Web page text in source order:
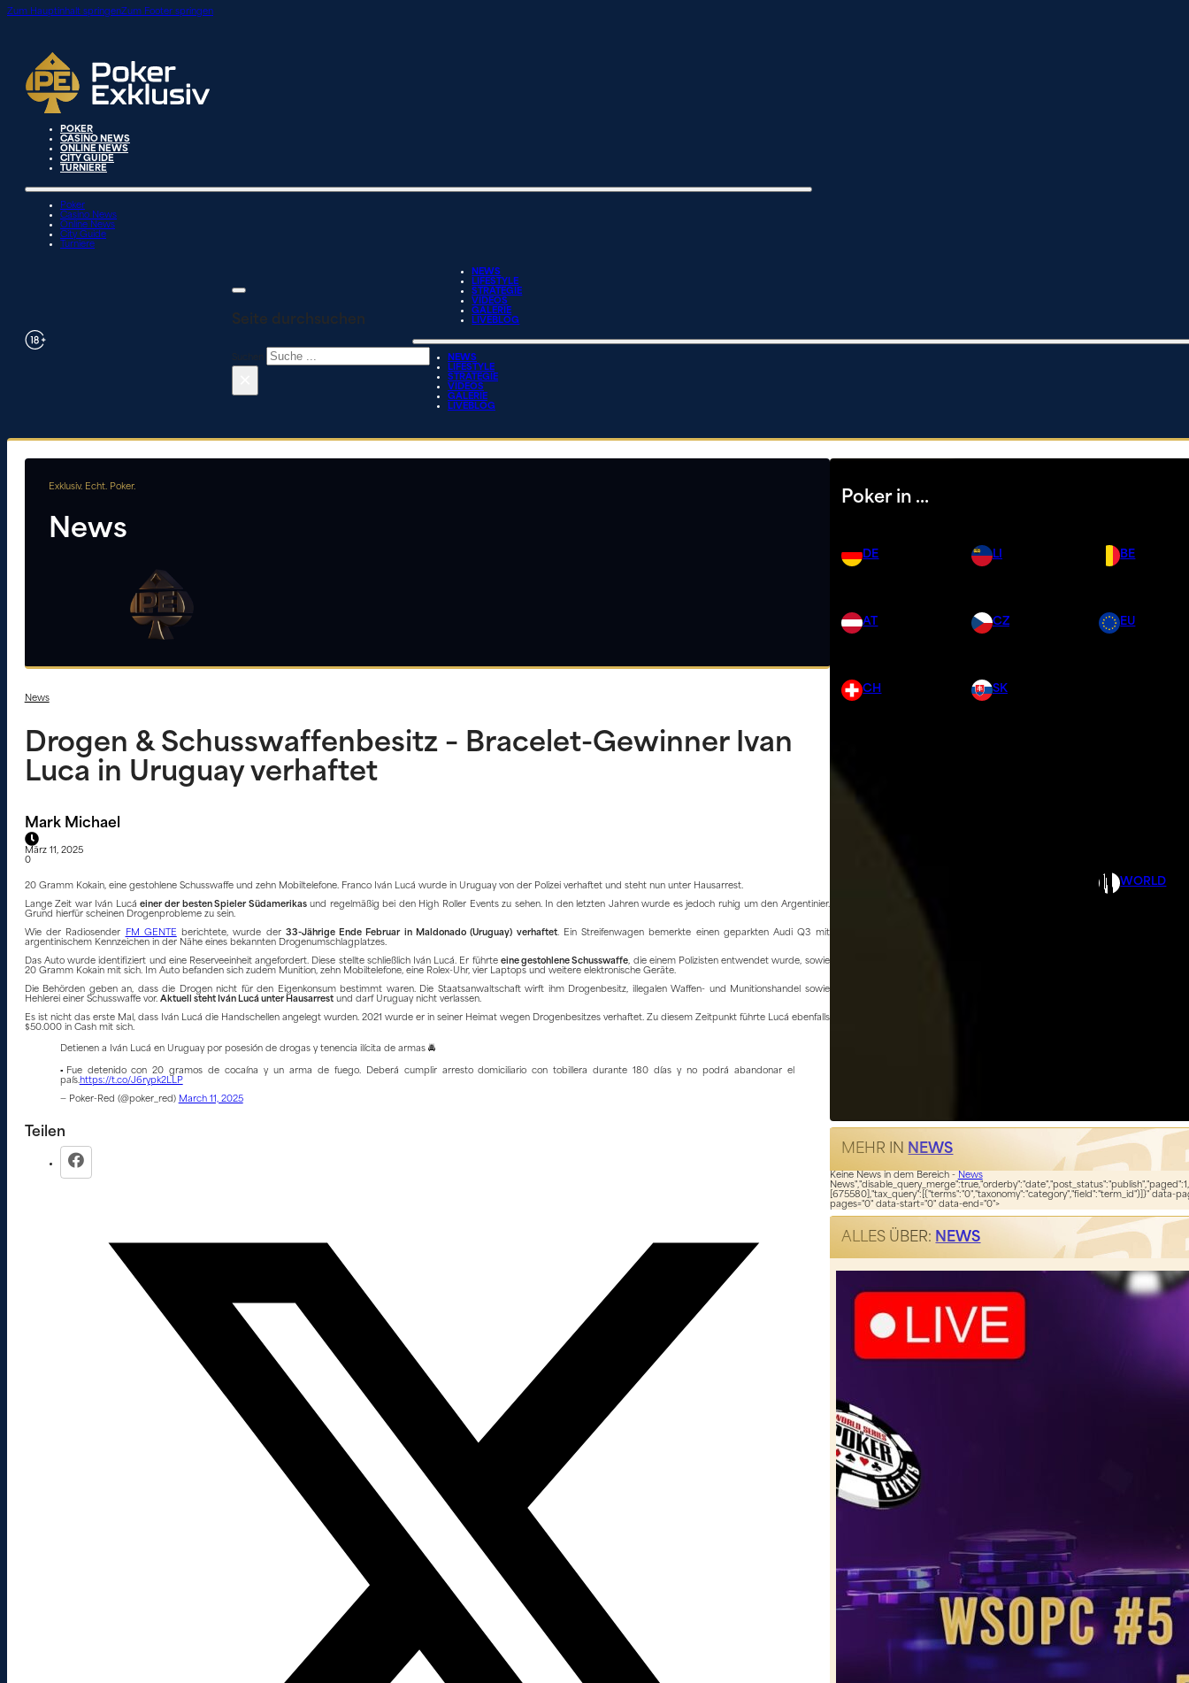
Zum Hauptinhalt springenZum Footer springen
POKER
CASINO NEWS
ONLINE NEWS
CITY GUIDE
TURNIERE
Poker
Casino News
Online News
City Guide
Turniere
Seite durchsuchen
NEWS
LIFESTYLE
STRATEGIE
VIDEOS
GALERIE
LIVEBLOG
NEWS
LIFESTYLE
STRATEGIE
VIDEOS
GALERIE
LIVEBLOG
Exklusiv. Echt. Poker.
News
News
Drogen & Schusswaffenbesitz – Bracelet-Gewinner Ivan
Luca in Uruguay verhaftet
Mark Michael
März 11, 2025
0
20 Gramm Kokain, eine gestohlene Schusswaffe und zehn Mobiltelefone. Franco Iván Lucá wurde in Uruguay von der Polizei verhaftet und steht nun unter Hausarrest.
Lange Zeit war Iván Lucáeiner der besten Spieler Südamerikasund regelmäßig bei den High Roller Events zu sehen. In den letzten Jahren wurde es jedoch ruhig um den Argentinier.
Grund hierfür scheinen Drogenprobleme zu sein.
Wie der Radiosender
FM GENTE berichtete, wurde der 33-Jährige Ende Februar in Maldonado (Uruguay) verhaftet. Ein Streifenwagen bemerkte einen geparkten Audi Q3 mit
argentinischem Kennzeichen in der Nähe eines bekannten Drogenumschlagplatzes.
Das Auto wurde identifiziert und eine Reserveeinheit angefordert. Diese stellte schließlich Iván Lucá. Er führte eine gestohlene Schusswaffe, die einem Polizisten entwendet wurde, sowie
20 Gramm Kokain mit sich. Im Auto befanden sich zudem Munition, zehn Mobiltelefone, eine Rolex-Uhr, vier Laptops und weitere elektronische Geräte.
Die Behörden geben an, dass die Drogen nicht für den Eigenkonsum bestimmt waren. Die Staatsanwaltschaft wirft ihm Drogenbesitz, illegalen Waffen- und Munitionshandel sowie
Hehlerei einer Schusswaffe vor. Aktuell steht Iván Lucá unter Hausarrestund darf Uruguay nicht verlassen.
Es ist nicht das erste Mal, dass Iván Lucá die Handschellen angelegt wurden. 2021 wurde er in seiner Heimat wegen Drogenbesitzes verhaftet. Zu diesem Zeitpunkt führte Lucá ebenfalls
$50.000 in Cash mit sich.
Detienen a Iván Lucá en Uruguay por posesión de drogas y tenencia ilícita de armas 🚔
▫️Fue detenido con 20 gramos de cocaína y un arma de fuego. Deberá cumplir arresto domiciliario con tobillera durante 180 días y no podrá abandonar el
país.https://t.co/J6rypk2LLP
— Poker-Red (@poker_red) March 11, 2025
Teilen
Poker in …
DE
AT
CH
LI
CZ
SK
BE
EU
WORLD
MEHR IN NEWS
Keine News in dem Bereich - News
[675580],"tax_query":[{"terms":"0","taxonomy":"category","field":"term_id"}]}" data-
pages="0" data-start="0" data-end="0">
ALLES ÜBER: NEWS